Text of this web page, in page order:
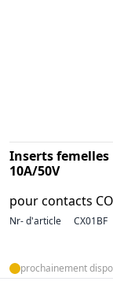
Inserts femelles
10A/50V
pour contacts
Nr- d'article CX01BF
prochainement